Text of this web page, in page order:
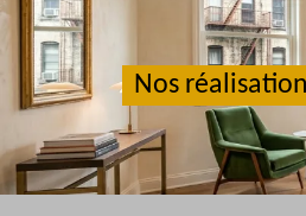
Nos